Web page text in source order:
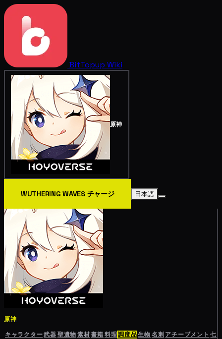
BitTopup Wiki
原神
WUTHERING WAVES チャージ 日本語
原神
キャラクター武器聖遺物素材書籍料理調度品生物名刺 アチーブメント 七